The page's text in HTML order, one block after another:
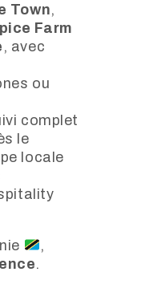
Town,
Farm
, avec
ou
complet
le
locale
,
.